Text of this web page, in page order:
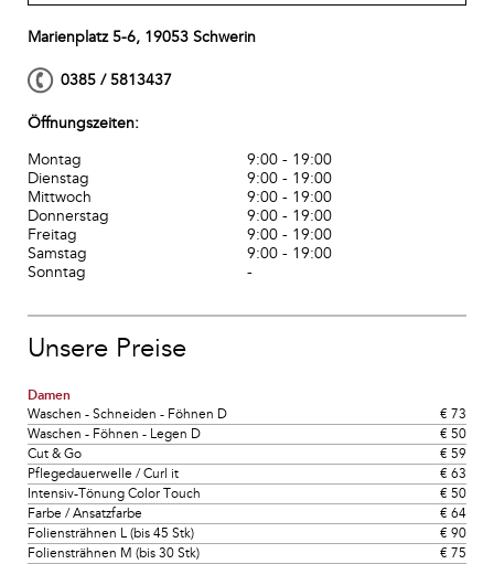
Marienplatz 5-6, 19053 Schwerin
0385 / 5813437
Öffnungszeiten:
Montag
9:00 - 19:00
Dienstag
9:00 - 19:00
Mittwoch
9:00 - 19:00
Donnerstag
9:00 - 19:00
Freitag
9:00 - 19:00
Samstag
9:00 - 19:00
Sonntag
-
Unsere Preise
Damen
Waschen - Schneiden - Föhnen D
€ 73
Waschen - Föhnen - Legen D
€ 50
Cut & Go
€ 59
Pflegedauerwelle / Curl it
€ 63
Intensiv-Tönung Color Touch
€ 50
Farbe / Ansatzfarbe
€ 64
Foliensträhnen L (bis 45 Stk)
€ 90
Foliensträhnen M (bis 30 Stk)
€ 75